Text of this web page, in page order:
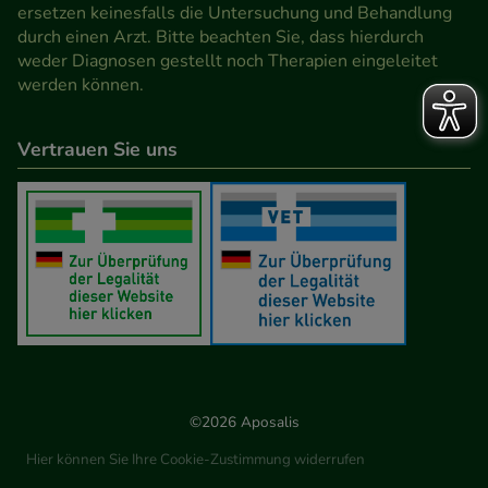
Werbung auf Drittseiten möglichst relevant für Sie
zu gestalten. Bitte beachten Sie, dass Daten hierfür
teilweise an Dritte wie z.B. Google oder soziale
ersetzen keinesfalls die Untersuchung und Behandlung
durch einen Arzt. Bitte beachten Sie, dass hierdurch
weder Diagnosen gestellt noch Therapien eingeleitet
werden können.
Vertrauen Sie uns
©2026 Aposalis
Hier können Sie Ihre Cookie-Zustimmung widerrufen